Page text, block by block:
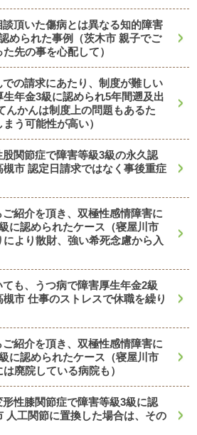
談頂いた傷病とは異なる知的障害
められた事例（茨木市 親子でご
先の事を心配して）
での請求にあたり、制度が難しい
年金3級に認められ5年間遡及出
んかんは制度上の問題もあるた
う可能性が高い）
股関節症で障害等級3級の永久認
市 認定日請求ではなく事後重症
ご紹介を頂き、双極性感情障害に
に認められたケース（寝屋川市
より散財、強い希死念慮から入
ても、うつ病で障害厚生年金2級
市 仕事のストレスで休職を繰り
ご紹介を頂き、双極性感情障害に
に認められたケース（寝屋川市
廃院している病院も）
形性膝関節症で障害等級3級に認
人工関節に置換した場合は、その